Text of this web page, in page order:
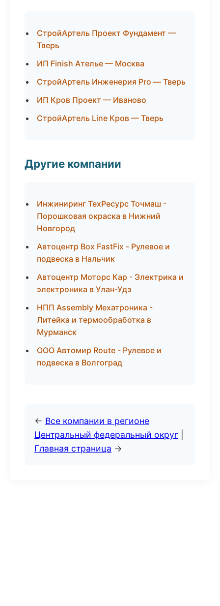
СтройАртель Проект Фундамент —
Тверь
ИП Finish Ателье — Москва
СтройАртель Инженерия Pro — Тверь
ИП Кров Проект — Иваново
СтройАртель Line Кров — Тверь
Другие компании
Инжиниринг ТехРесурс Точмаш -
Порошковая окраска в Нижний
Новгород
Автоцентр Box FastFix - Рулевое и
подвеска в Нальчик
Автоцентр Моторс Кар - Электрика и
электроника в Улан-Удэ
НПП Assembly Мехатроника -
Литейка и термообработка в
Мурманск
ООО Автомир Route - Рулевое и
подвеска в Волгоград
← Все компании в регионе
Центральный федеральный округ
Главная страница →